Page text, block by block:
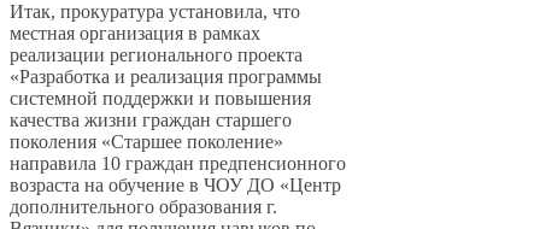
Итак, прокуратура установила, что
местная организация в рамках
реализации регионального проекта
«Разработка и реализация программы
системной поддержки и повышения
качества жизни граждан старшего
поколения «Старшее поколение»
направила 10 граждан предпенсионного
возраста на обучение в ЧОУ ДО «Центр
дополнительного образования г.